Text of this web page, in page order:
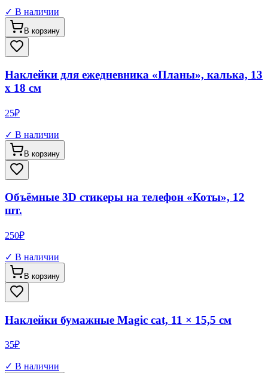
✓ В наличии
В корзину
Наклейки для ежедневника «Планы», калька, 13
х 18 см
25₽
✓ В наличии
В корзину
Объёмные 3D стикеры на телефон «Коты», 12
шт.
250₽
✓ В наличии
В корзину
Наклейки бумажные Magic cat, 11 × 15,5 см
35₽
✓ В наличии